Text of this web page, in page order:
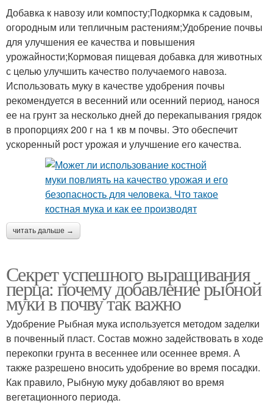
Добавка к навозу или компосту;Подкормка к садовым,
огородным или тепличным растениям;Удобрение почвы
для улучшения ее качества и повышения
урожайности;Кормовая пищевая добавка для животных
с целью улучшить качество получаемого навоза.
Использовать муку в качестве удобрения почвы
рекомендуется в весенний или осенний период, нанося
ее на грунт за несколько дней до перекапывания грядок
в пропорциях 200 г на 1 кв м почвы. Это обеспечит
ускоренный рост урожая и улучшение его качества.
читать дальше →
Секрет успешного выращивания
перца: почему добавление рыбной
муки в почву так важно
Удобрение Рыбная мука используется методом заделки
в почвенный пласт. Состав можно задействовать в ходе
перекопки грунта в весеннее или осеннее время. А
также разрешено вносить удобрение во время посадки.
Как правило, Рыбную муку добавляют во время
вегетационного периода.